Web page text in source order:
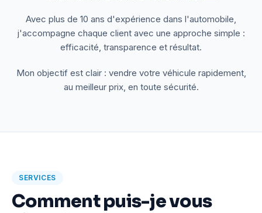
Avec plus de 10 ans d'expérience dans l'automobile,
j'accompagne chaque client avec une approche simple :
efficacité, transparence et résultat.
Mon objectif est clair : vendre votre véhicule rapidement,
au meilleur prix, en toute sécurité.
SERVICES
Comment puis-je vous